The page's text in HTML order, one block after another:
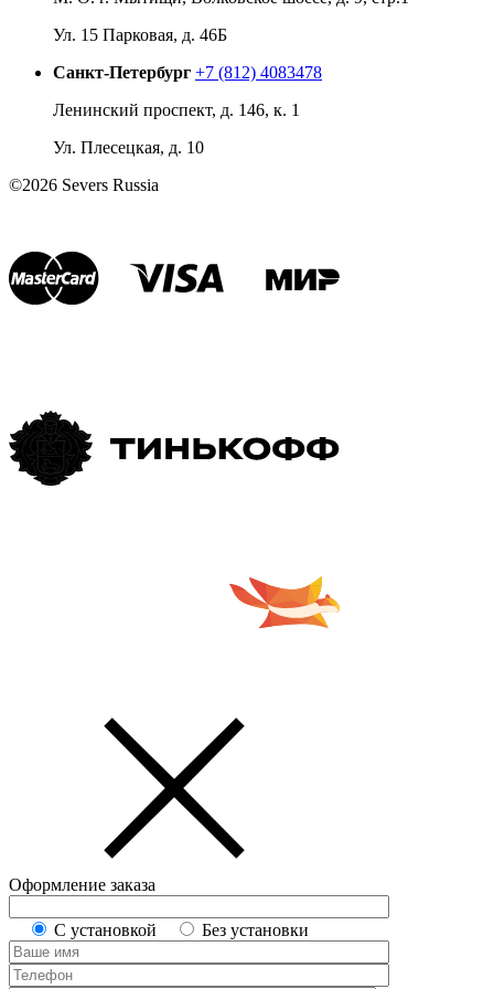
Ул. 15 Парковая, д. 46Б
Санкт-Петербург +7 (812) 4083478
Ленинский проспект, д. 146, к. 1
Ул. Плесецкая, д. 10
©2026 Severs Russia
Оформление заказа
С установкой Без установки